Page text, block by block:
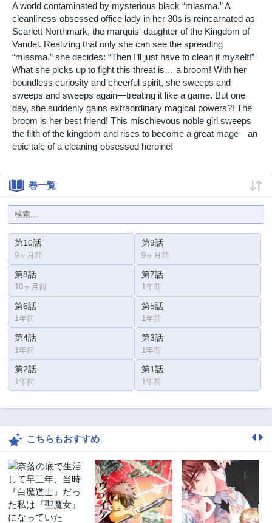
A world contaminated by mysterious black “miasma.” A
cleanliness-obsessed office lady in her 30s is reincarnated as
Scarlett Northmark, the marquis' daughter of the Kingdom of
Vandel. Realizing that only she can see the spreading
“miasma,” she decides: “Then I’ll just have to clean it myself!”
What she picks up to fight this threat is… a broom! With her
boundless curiosity and cheerful spirit, she sweeps and
sweeps and sweeps again—treating it like a game. But one
day, she suddenly gains extraordinary magical powers?! The
broom is her best friend! This mischievous noble girl sweeps
the filth of the kingdom and rises to become a great mage—an
epic tale of a cleaning-obsessed heroine!
巻一覧
第10話
9ヶ月前
第9話
9ヶ月前
第8話
10ヶ月前
第7話
1年前
第6話
1年前
第5話
1年前
第4話
1年前
第3話
1年前
第2話
1年前
第1話
1年前
こちらもおすすめ